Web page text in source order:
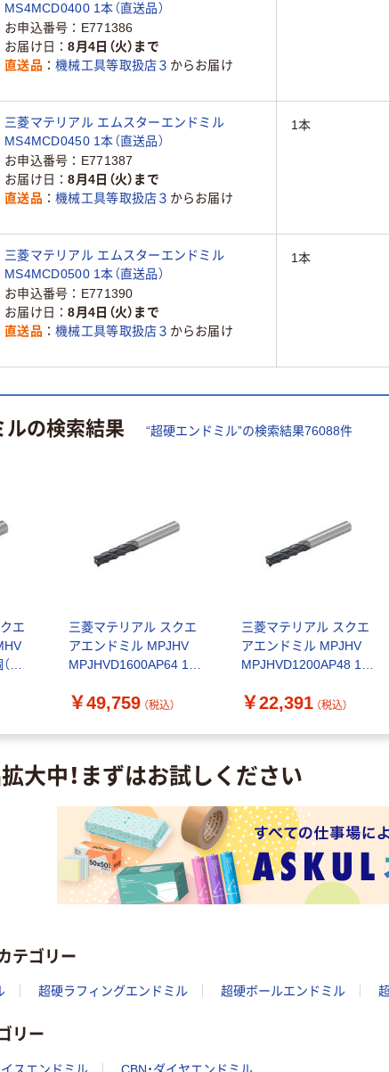
MS4MCD0400 1本（直送品）
お申込番号
E771386
お届け日
8月4日（火）まで
直送品
機械工具等取扱店３ からお届け
三菱マテリアル エムスターエンドミル
MS4MCD0450 1本（直送品）
お申込番号
E771387
お届け日
8月4日（火）まで
直送品
機械工具等取扱店３ からお届け
1本
三菱マテリアル エムスターエンドミル
MS4MCD0500 1本（直送品）
お申込番号
E771390
お届け日
8月4日（火）まで
直送品
機械工具等取扱店３ からお届け
1本
ルの検索結果 “超硬エンドミル”の検索結果76088件
エ
直
三菱マテリアル スクエ
アエンドミル MPJHV
MPJHVD1600AP64 1個
￥49,759 （税込）
三菱マテリアル スクエ
アエンドミル MPJHV
MPJHVD1200AP48 1個
￥22,391 （税込）
大中！まずはお試しください
テゴリー
超硬ラフィングエンドミル 超硬ボールエンドミル
リー